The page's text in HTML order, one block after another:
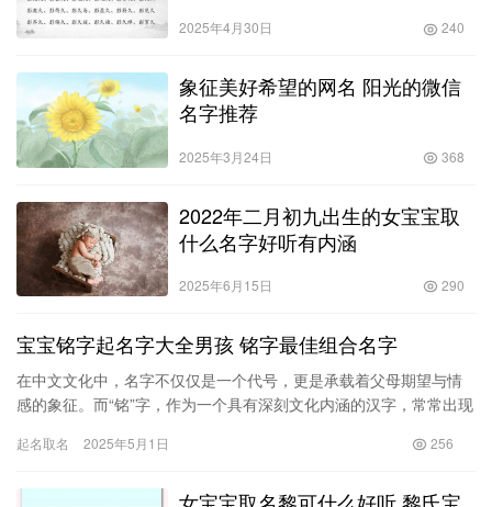
2025年4月30日 240
象征美好希望的网名 阳光的微信
名字推荐
2025年3月24日 368
2022年二月初九出生的女宝宝取
什么名字好听有内涵
2025年6月15日 290
宝宝铭字起名字大全男孩 铭字最佳组合名字
在中文文化中，名字不仅仅是一个代号，更是承载着父母期望与情
感的象征。而“铭”字，作为一个具有深刻文化内涵的汉字，常常出现
起名取名 2025年5月1日 256